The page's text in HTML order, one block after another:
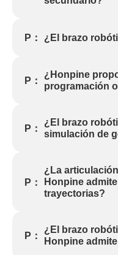
P： ¿El brazo
P：
¿Honpine
programación
P：
¿El brazo
simulación de
P：
¿La
Honpine
trayectorias?
P：
¿El brazo
Honpine